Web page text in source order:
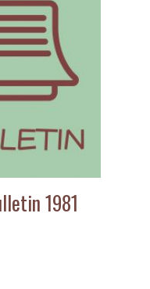
1981